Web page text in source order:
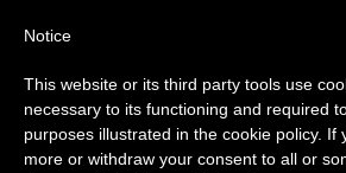
Aviso importante
Del 27 de julio al 7 de agosto
anual, aprovechando que en el
Notice
This website or its third party tools use
necessary to its functioning and required
purposes illustrated in the cookie policy. If
more or withdraw your consent to all or